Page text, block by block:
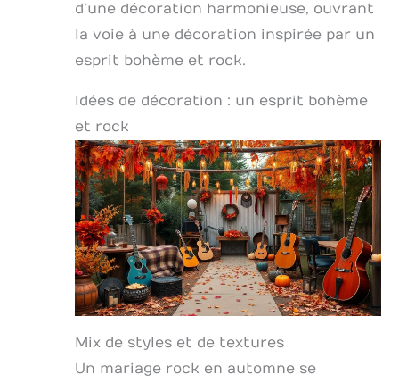
d’une décoration harmonieuse, ouvrant
la voie à une décoration inspirée par un
esprit bohème et rock.
Idées de décoration : un esprit bohème
et rock
Mix de styles et de textures
Un mariage rock en automne se